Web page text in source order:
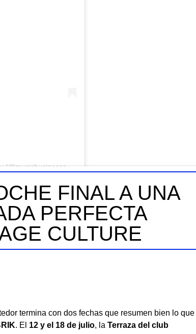
FINAL A UNA
PERFECTA
CULTURE
termina con dos fechas que resumen bien lo que
. El 12 y el 18 de julio, la Terraza del club